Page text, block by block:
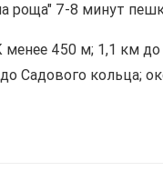
роща" 7-8 минут
450 м; 1,1 км до
Садового кольца;